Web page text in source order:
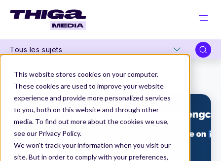
This website stores cookies on your computer.
These cookies are used to improve your website
experience and provide more personalized services
to you, both on this website and through other
media. To find out more about the cookies we use,
see our Privacy Policy.
We won't track your information when you visit our
site. But in order to comply with your preferences,
Tous les sujets
Thiga Media
Product Marketing